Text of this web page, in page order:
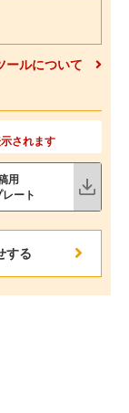
ールについて
されます
用
ート
する